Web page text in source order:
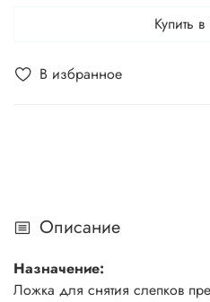
В избранное
Купить
Описание
Назначение:
Ложка для снятия слепков